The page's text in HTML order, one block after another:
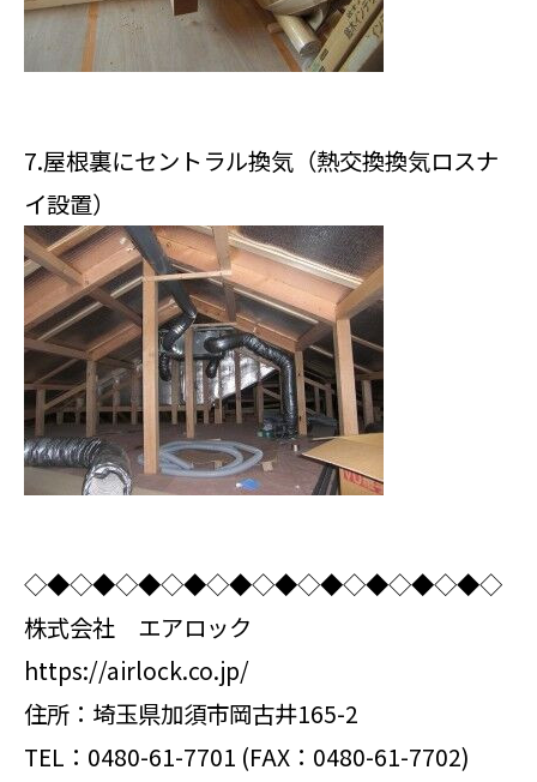
7.屋根裏にセントラル換気（熱交換換気ロスナ
イ設置）
◇◆◇◆◇◆◇◆◇◆◇◆◇◆◇◆◇◆◇◆◇
株式会社 エアロック
https://airlock.co.jp/
住所：埼玉県加須市岡古井165-2
TEL：0480-61-7701 (FAX：0480-61-7702)